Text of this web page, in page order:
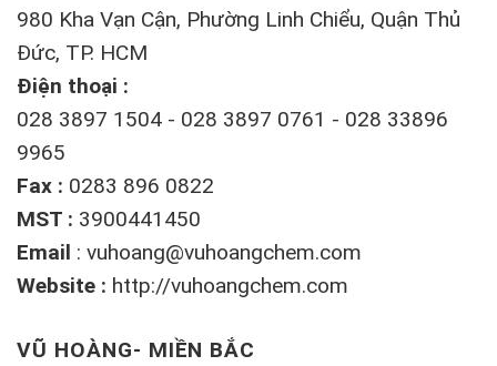
980 Kha Vạn Cận, Phường Linh Chiểu, Quận Thủ
Đức, TP. HCM
Điện thoại :
028 3897 1504 - 028 3897 0761 - 028 33896
9965
Fax : 0283 896 0822
MST : 3900441450
Email : vuhoang@vuhoangchem.com
Website : http://vuhoangchem.com
VŨ HOÀNG- MIỀN BẮC